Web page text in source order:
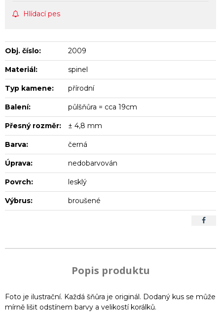
Hlídací pes
Obj. číslo: 2009
Materiál: spinel
Typ kamene: přírodní
Balení: půlšňůra = cca 19cm
Přesný rozměr: ± 4,8 mm
Barva: černá
Úprava: nedobarvován
Povrch: lesklý
Výbrus: broušené
Popis produktu
Foto je ilustrační. Každá šňůra je originál. Dodaný kus se může
mírně lišit odstínem barvy a velikostí korálků.